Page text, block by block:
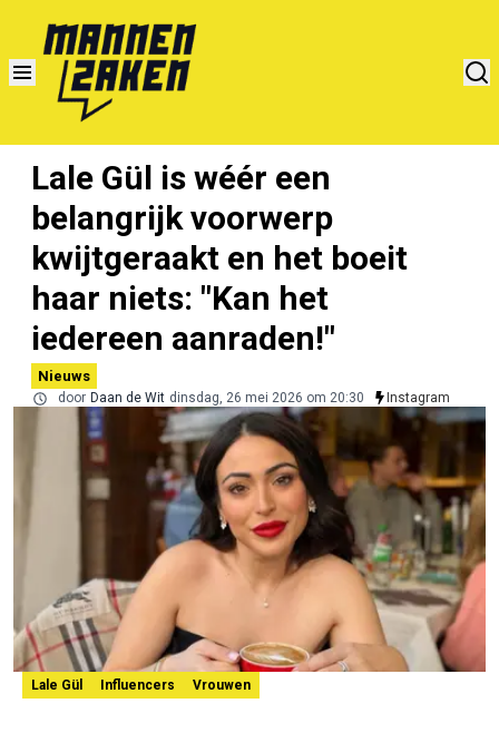
Lale Gül is wéér een
belangrijk voorwerp
kwijtgeraakt en het boeit
haar niets: "Kan het
iedereen aanraden!"
Nieuws
door Daan de Wit dinsdag, 26 mei 2026 om 20:30 Instagram
Lale Gül Influencers Vrouwen